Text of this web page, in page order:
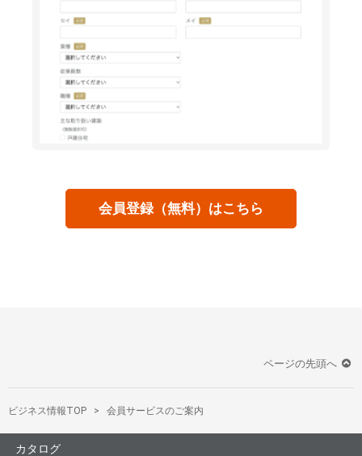
会員登録（無料）はこちら
ページの先頭へ
ビジネス情報TOP 会員サービスのご案内
カタログ